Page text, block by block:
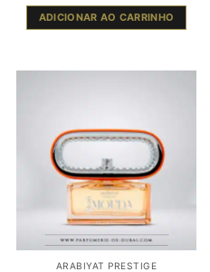
ADICIONAR AO CARRINHO
ARABIYAT PRESTIGE